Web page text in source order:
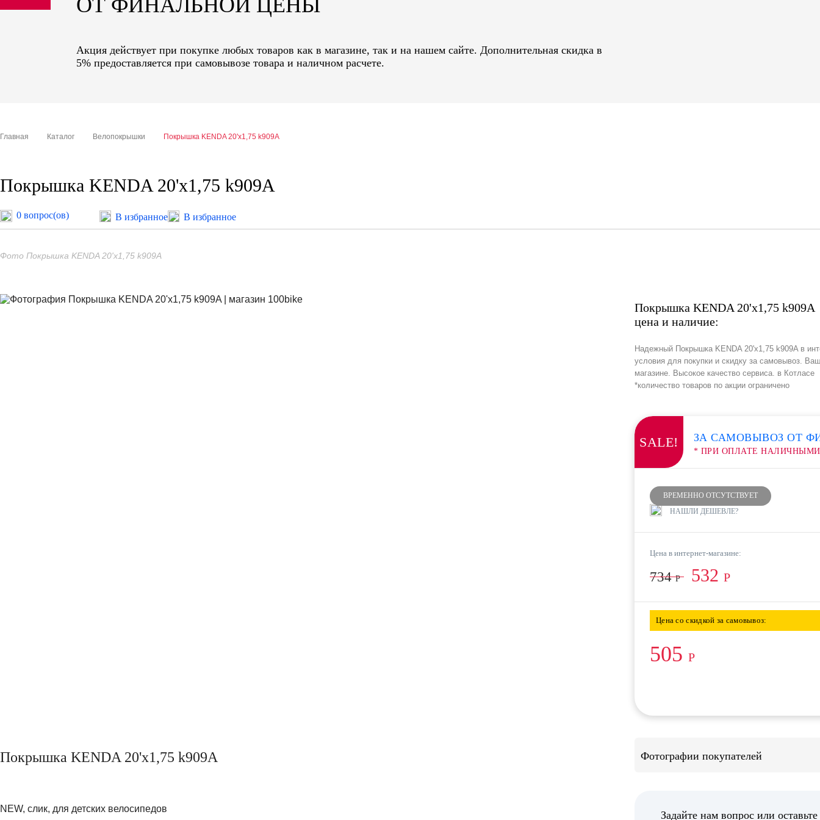
sale
ОТ ФИНАЛЬНОЙ ЦЕНЫ
Акция действует при покупке любых товаров как в магазине, так и на нашем сайте. Дополнительная скидка в
5% предоставляется при самовывозе товара и наличном расчете.
Главная Каталог Велопокрышки Покрышка KENDA 20'х1,75 k909A
Покрышка KENDA 20'х1,75 k909A
0 вопрос(ов) В избранное В избранное
Фото Покрышка KENDA 20'х1,75 k909A
Покрышка KENDA 20'х1,75 k909A
цена и наличие:
Надежный Покрышка KENDA 20'х1,75 k909A в
условия для покупки и скидку за самовывоз.
магазине. Высокое качество сервиса. в Котласе
*количество товаров по акции ограничено
SALE! ЗА САМОВЫВОЗ ОТ
* ПРИ ОПЛАТЕ НАЛИЧНЫМИ
ВРЕМЕННО ОТСУТСТВУЕТ
НАШЛИ ДЕШЕВЛЕ?
Цена в интернет-магазине:
734Р 532 Р
Цена со скидкой за самовывоз:
505 Р
Покрышка KENDA 20'х1,75 k909A
NEW, слик, для детских велосипедов
Фотографии покупателей
Задайте нам вопрос или